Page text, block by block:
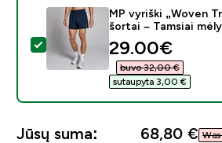
Pasirinkti šį produktą - MP
MP vyriški „Woven
šortai – Tamsiai
discounted
29.00€‎
buvo 32,00 €‎
sutaupyta 3,00 €‎
Jūsų suma: 68,80 €‎